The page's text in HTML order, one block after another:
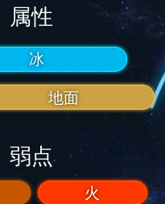
属性
冰
地面
弱点
火